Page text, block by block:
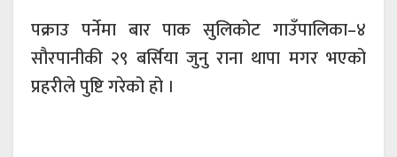
पक्राउ पर्नेमा बार पाक सुलिकोट गाउँपालिका–४
सौरपानीकी २९ बर्सिया जुनु राना थापा मगर भएको
प्रहरीले पुष्टि गरेको हो ।